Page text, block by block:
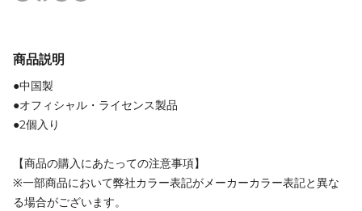
商品説明
●中国製
●オフィシャル・ライセンス製品
●2個入り
【商品の購入にあたっての注意事項】
※一部商品において弊社カラー表記がメーカーカラー表記と異な
る場合がございます。